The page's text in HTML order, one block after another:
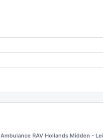
Ambulance RAV Hollands Midden -